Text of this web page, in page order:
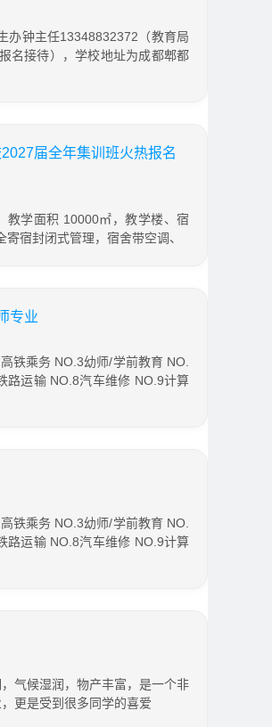
办钟主任13348832372（教育局
名接待），学校地址为成都郫都
届全年集训班火热报名
教学面积 10000㎡，教学楼、宿
宿封闭式管理，宿舍带空调、
专业
铁乘务 NO.3幼师/学前教育 NO.
路运输 NO.8汽车维修 NO.9计算
铁乘务 NO.3幼师/学前教育 NO.
路运输 NO.8汽车维修 NO.9计算
气候湿润，物产丰富，是一个非
更是受到很多同学的喜爱